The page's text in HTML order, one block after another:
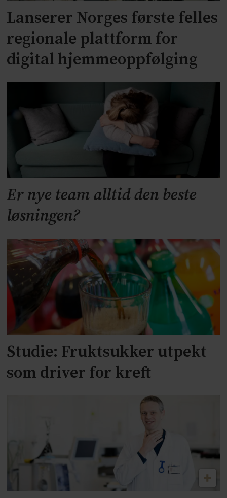
Lanserer Norges første felles
regionale plattform for
digital hjemmeoppfølging
Er nye team alltid den beste
løsningen?
Studie: Fruktsukker utpekt
som driver for kreft